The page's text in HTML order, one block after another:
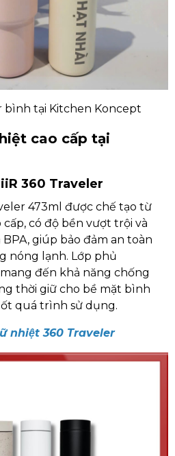
bình tại Kitchen Koncept
cao cấp tại
360 Traveler
473ml được chế tạo từ
có độ bền vượt trội và
giúp bảo đảm an toàn
nóng lạnh. Lớp phủ
đến khả năng chống
thời giữ cho bề mặt bình
quá trình sử dụng.
nhiệt 360 Traveler